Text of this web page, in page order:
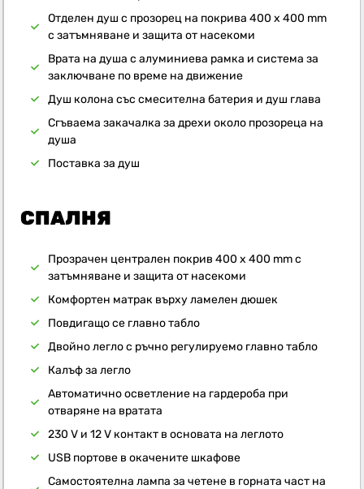
Отделен душ с прозорец на покрива 400 x 400 mm
с затъмняване и защита от насекоми
Врата на душа с алуминиева рамка и система за
заключване по време на движение
Душ колона със смесителна батерия и душ глава
Сгъваема закачалка за дрехи около прозореца на
душа
Поставка за душ
СПАЛНЯ
Прозрачен централен покрив 400 x 400 mm с
затъмняване и защита от насекоми
Комфортен матрак върху ламелен дюшек
Повдигащо се главно табло
Двойно легло с ръчно регулируемо главно табло
Калъф за легло
Автоматично осветление на гардероба при
отваряне на вратата
230 V и 12 V контакт в основата на леглото
USB портове в окачените шкафове
Самостоятелна лампа за четене в горната част на